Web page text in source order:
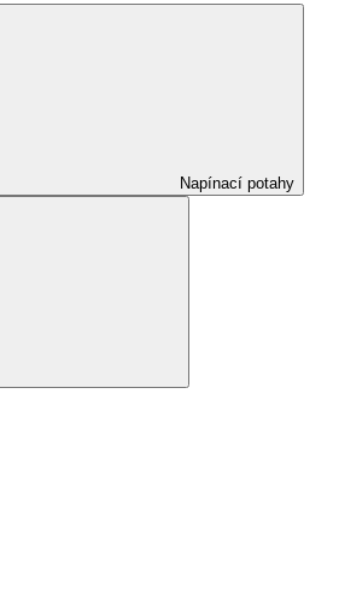
Napínací potahy